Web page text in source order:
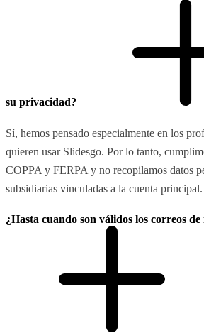
su privacidad?
Sí, hemos pensado especialmente en los
quieren usar Slidesgo. Por lo tanto,
COPPA y FERPA y no recopilamos datos
subsidiarias vinculadas a la cuenta principal.
¿Hasta cuando son válidos los correos